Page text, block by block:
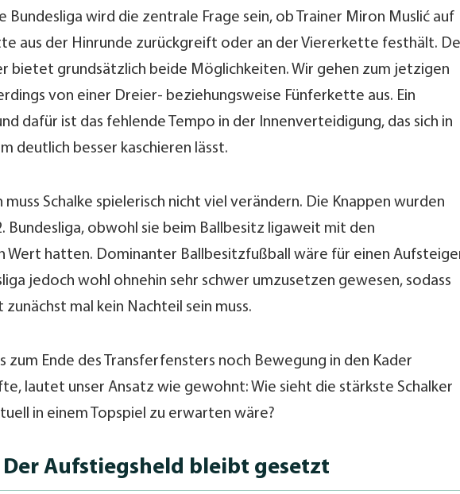
Bundesliga wird die zentrale Frage sein, ob Trainer Miron Muslić auf
aus der Hinrunde zurückgreift oder an der Viererkette festhält.
bietet grundsätzlich beide Möglichkeiten. Wir gehen zum jetzigen
von einer Dreier- beziehungsweise Fünferkette aus. Ein
dafür ist das fehlende Tempo in der Innenverteidigung, das sich in
deutlich besser kaschieren lässt.
muss Schalke spielerisch nicht viel verändern. Die Knappen wurden
Bundesliga, obwohl sie beim Ballbesitz ligaweit mit den
Wert hatten. Dominanter Ballbesitzfußball wäre für einen
jedoch wohl ohnehin sehr schwer umzusetzen gewesen, sodass
zunächst mal kein Nachteil sein muss.
zum Ende des Transferfensters noch Bewegung in den Kader
lautet unser Ansatz wie gewohnt: Wie sieht die stärkste Schalker
in einem Topspiel zu erwarten wäre?
Aufstiegsheld bleibt gesetzt